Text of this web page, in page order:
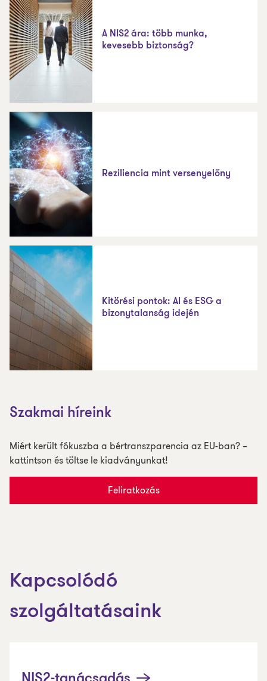
A NIS2 ára: több munka,
kevesebb biztonság?
Reziliencia mint versenyelőny
Kitörési pontok: AI és ESG a
bizonytalanság idején
Szakmai híreink
Miért került fókuszba a bértranszparencia az EU-ban? –
kattintson és töltse le kiadványunkat!
Feliratkozás
Kapcsolódó
szolgáltatásaink